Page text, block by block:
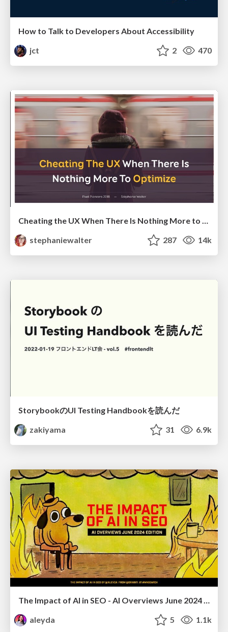
How to Talk to Developers About Accessibility
jct
2 470
Cheating the UX When There Is Nothing More to Optimize - PixelPioneers
stephaniewalter
287 14k
StorybookのUI Testing Handbookを読んだ
zakiyama
31 6.9k
The Impact of AI in SEO - AI Overviews June 2024 Edition
aleyda
5 1.1k